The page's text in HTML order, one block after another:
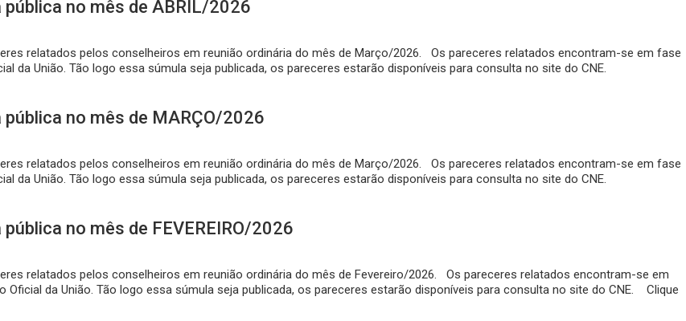
no mês de ABRIL/2026
relatados pelos conselheiros em reunião ordinária do mês de Março/2026. Os pareceres relatados encontram-se em fase
da União. Tão logo essa súmula seja publicada, os pareceres estarão disponíveis para consulta no site do CNE.
no mês de MARÇO/2026
relatados pelos conselheiros em reunião ordinária do mês de Março/2026. Os pareceres relatados encontram-se em fase
da União. Tão logo essa súmula seja publicada, os pareceres estarão disponíveis para consulta no site do CNE.
no mês de FEVEREIRO/2026
relatados pelos conselheiros em reunião ordinária do mês de Fevereiro/2026. Os pareceres relatados encontram-se em
da União. Tão logo essa súmula seja publicada, os pareceres estarão disponíveis para consulta no site do CNE. Clique